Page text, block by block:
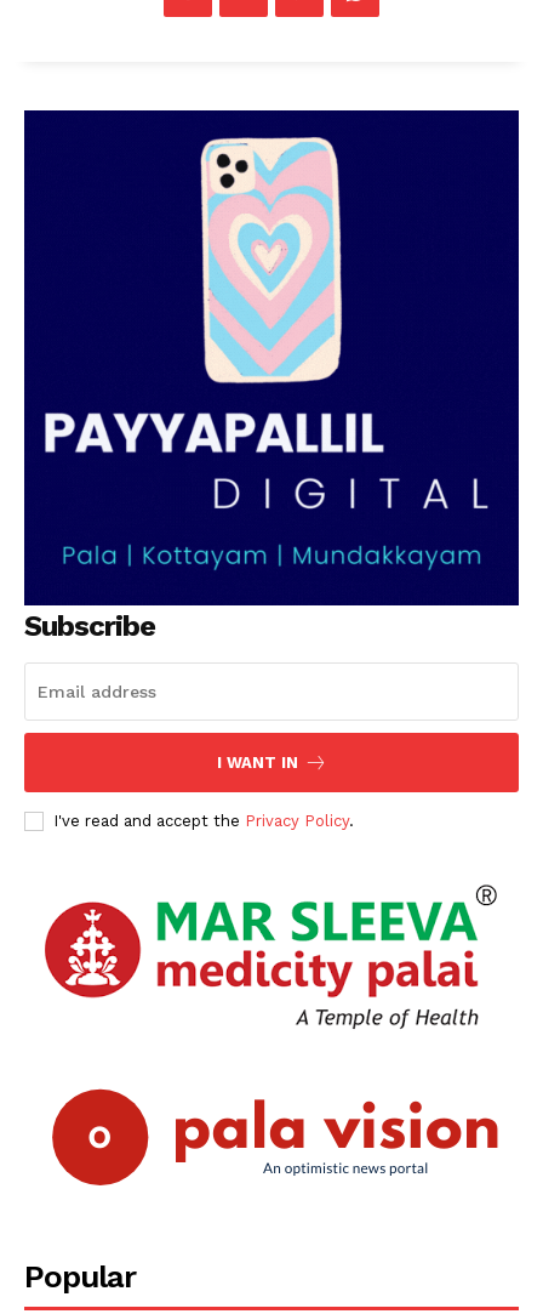
Subscribe
I WANT IN
I've read and accept the Privacy Policy.
Popular